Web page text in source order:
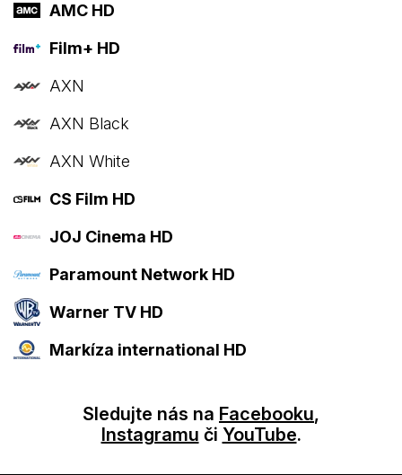
AMC HD
Film+ HD
AXN
AXN Black
AXN White
CS Film HD
JOJ Cinema HD
Paramount Network HD
Warner TV HD
Markíza international HD
Sledujte nás na Facebooku,
Instagramu či YouTube.